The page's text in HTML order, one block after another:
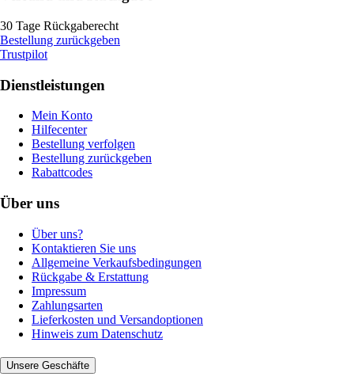
30 Tage Rückgaberecht
Bestellung zurückgeben
Trustpilot
Dienstleistungen
Mein Konto
Hilfecenter
Bestellung verfolgen
Bestellung zurückgeben
Rabattcodes
Über uns
Über uns?
Kontaktieren Sie uns
Allgemeine Verkaufsbedingungen
Rückgabe & Erstattung
Impressum
Zahlungsarten
Lieferkosten und Versandoptionen
Hinweis zum Datenschutz
Unsere Geschäfte